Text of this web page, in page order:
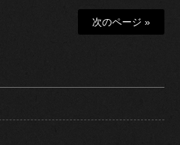
次のページ »